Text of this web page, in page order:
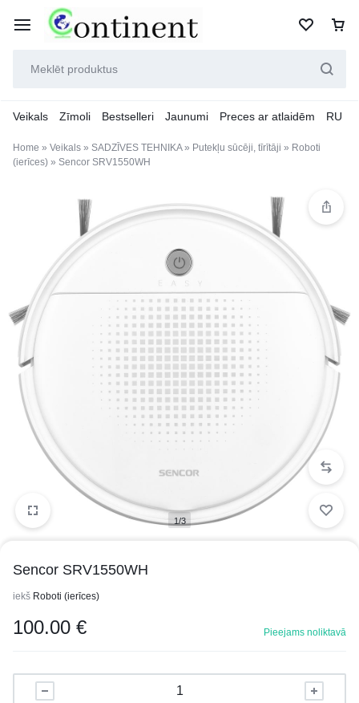
Veikals Zīmoli Bestselleri Jaunumi Preces ar atlaidēm RU
Home » Veikals » SADZĪVES TEHNIKA» Putekļu sūcēji, tīrītāji » Roboti
(ierīces) » Sencor SRV1550WH
1/3
Sencor SRV1550WH
iekš Roboti (ierīces)
100.00 € Pieejams noliktavā